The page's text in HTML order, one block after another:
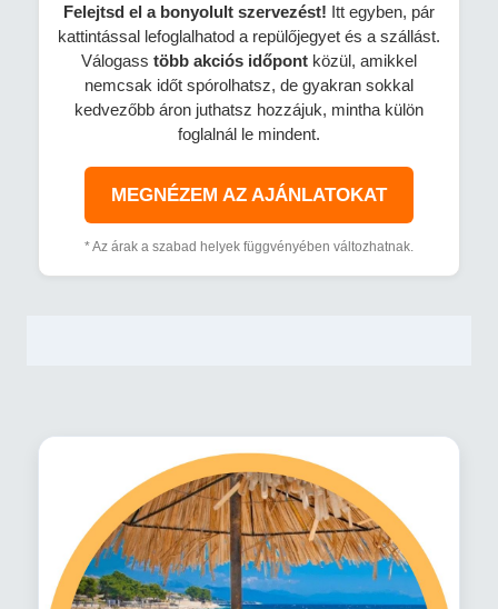
Felejtsd el a bonyolult szervezést! Itt egyben, pár
kattintással lefoglalhatod a repülőjegyet és a szállást.
Válogass több akciós időpont közül, amikkel
nemcsak időt spórolhatsz, de gyakran sokkal
kedvezőbb áron juthatsz hozzájuk, mintha külön
foglalnál le mindent.
MEGNÉZEM AZ AJÁNLATOKAT
* Az árak a szabad helyek függvényében változhatnak.